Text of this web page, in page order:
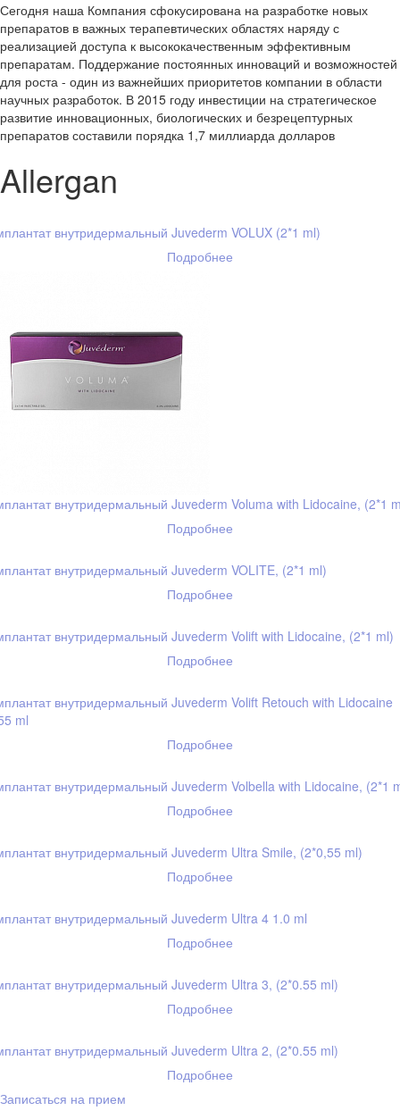
Сегодня наша Компания сфокусирована на разработке новых
препаратов в важных терапевтических областях наряду с
реализацией доступа к высококачественным эффективным
препаратам. Поддержание постоянных инноваций и возможностей
для роста - один из важнейших приоритетов компании в области
научных разработок. В 2015 году инвестиции на стратегическое
развитие инновационных, биологических и безрецептурных
препаратов составили порядка 1,7 миллиарда долларов
Allergan
внутридермальный Juvederm VOLUX (2*1 ml)
Подробнее
внутридермальный Juvederm Voluma with Lidocaine, (2*1
Подробнее
внутридермальный Juvederm VOLITE, (2*1 ml)
Подробнее
внутридермальный Juvederm Volift with Lidocaine, (2*1 ml)
Подробнее
внутридермальный Juvederm Volift Retouch with Lidocaine
ml
Подробнее
внутридермальный Juvederm Volbella with Lidocaine, (2*1
Подробнее
внутридермальный Juvederm Ultra Smile, (2*0,55 ml)
Подробнее
внутридермальный Juvederm Ultra 4 1.0 ml
Подробнее
внутридермальный Juvederm Ultra 3, (2*0.55 ml)
Подробнее
внутридермальный Juvederm Ultra 2, (2*0.55 ml)
Подробнее
Записаться на прием